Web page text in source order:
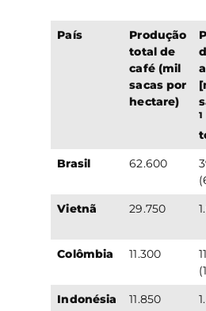
País
Produção
total de
café (mil
sacas por
hectare)
1
Brasil
62.600
Vietnã
29.750
Colômbia
11.300
Indonésia 11.850